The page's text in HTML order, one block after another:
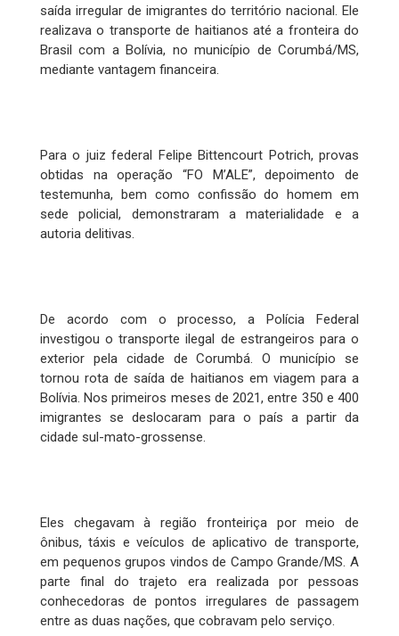
saída irregular de imigrantes do território nacional. Ele
realizava o transporte de haitianos até a fronteira do
Brasil com a Bolívia, no município de Corumbá/MS,
mediante vantagem financeira.
Para o juiz federal Felipe Bittencourt Potrich, provas
obtidas na operação “FO M’ALE”, depoimento de
testemunha, bem como confissão do homem em
sede policial, demonstraram a materialidade e a
autoria delitivas.
De acordo com o processo, a Polícia Federal
investigou o transporte ilegal de estrangeiros para o
exterior pela cidade de Corumbá. O município se
tornou rota de saída de haitianos em viagem para a
Bolívia. Nos primeiros meses de 2021, entre 350 e 400
imigrantes se deslocaram para o país a partir da
cidade sul-mato-grossense.
Eles chegavam à região fronteiriça por meio de
ônibus, táxis e veículos de aplicativo de transporte,
em pequenos grupos vindos de Campo Grande/MS. A
parte final do trajeto era realizada por pessoas
conhecedoras de pontos irregulares de passagem
entre as duas nações, que cobravam pelo serviço.